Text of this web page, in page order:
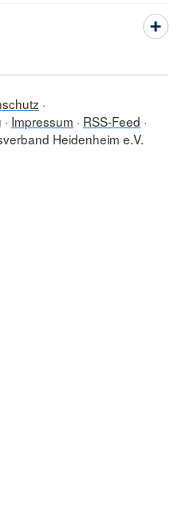
Impressum
RSS-Feed
Heidenheim e.V.